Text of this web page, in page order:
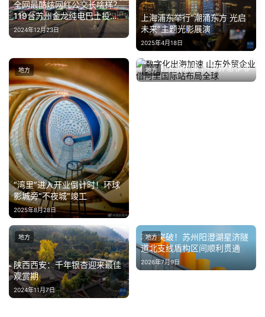
全网最酷炫网红公交长啥样？
119台苏州金龙纯电巴士投运
临汾
2024年12月23日
上海浦东举行“潮涌东方 光启
未来”主题光影展演
2025年4月18日
“湾里”进入开业倒计时！环球
影城旁“不夜城”竣工
2025年8月28日
地方
数字化出海加速 山东外贸企业
借阿里国际站布局全球
2025年3月6日
地方
陕西西安：千年银杏迎来最佳
观赏期
2024年11月7日
地方
攻坚突破！苏州阳澄湖星济隧
道北支线盾构区间顺利贯通
2026年7月9日
地方